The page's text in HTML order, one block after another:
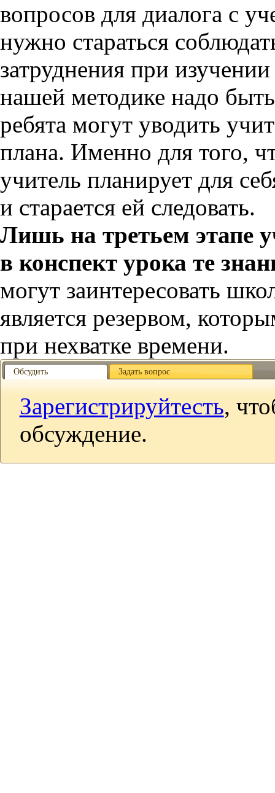
вопросов для диалога с
нужно стараться
затруднения при
нашей методике надо
ребята могут уводить
плана. Именно для того,
учитель планирует для
и старается ей следовать.
Лишь на третьем этапе
в конспект урока те
могут заинтересовать
является резервом,
при нехватке времени.
Обсудить Задать вопрос
Зарегистрируйтесть,
обсуждение.